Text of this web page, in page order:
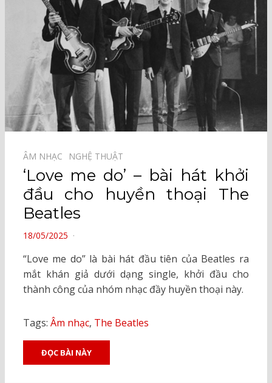
ÂM NHẠC⠀ NGHỆ THUẬT⠀
‘Love me do’ – bài hát khởi
đầu cho huyền thoại The
Beatles
POSTED
18/05/2025
“Love me do” là bài hát đầu tiên của Beatles ra
mắt khán giả dưới dạng single, khởi đầu cho
thành công của nhóm nhạc đầy huyền thoại này.
Tags: Âm nhạc, The Beatles
ĐỌC BÀI NÀY